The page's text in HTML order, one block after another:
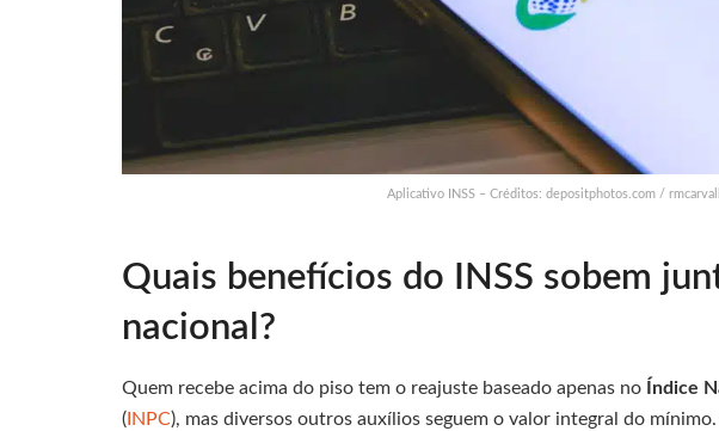
Aplicativo INSS – Créditos: depositphotos.com /
Quais benefícios do INSS sobem
nacional?
Quem recebe acima do piso tem o reajuste baseado apenas no
Índice
( INPC), mas diversos outros auxílios seguem o valor integral do